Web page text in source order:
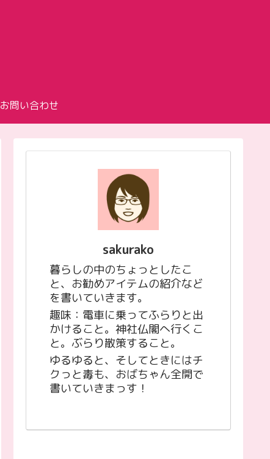
お問い合わせ
sakurako
暮らしの中のちょっとしたこ
と、お勧めアイテムの紹介など
を書いていきます。
趣味：電車に乗ってふらりと出
かけること。神社仏閣へ行くこ
と。ぶらり散策すること。
ゆるゆると、そしてときにはチ
クっと毒も、おばちゃん全開で
書いていきまっす！